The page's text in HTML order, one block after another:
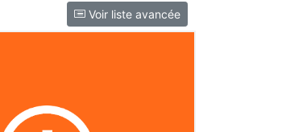
Voir liste avancée